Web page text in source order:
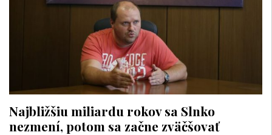
Najbližšiu miliardu rokov sa Slnko
nezmení, potom sa začne zväčšovať